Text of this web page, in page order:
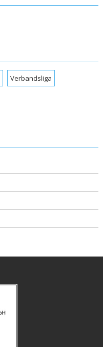
Verbandsliga